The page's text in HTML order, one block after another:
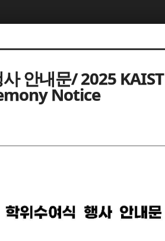
안내문/ 2025 KAIST
Notice